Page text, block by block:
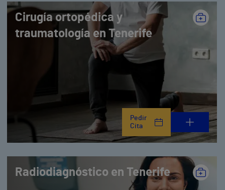
Cirugía ortopédica y
traumatología en Tenerife
Pedir
Cita
Radiodiagnóstico en Tenerife